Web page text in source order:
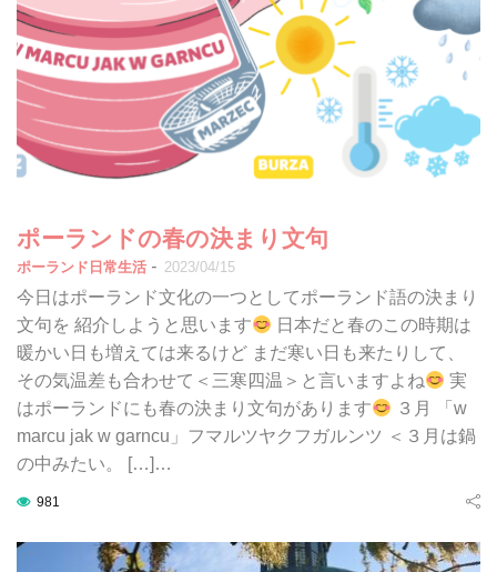
ポーランドの春の決まり文句
ポーランド日常生活 - 2023/04/15
今日はポーランド文化の一つとしてポーランド語の決まり
文句を 紹介しようと思います
日本だと春のこの時期は
暖かい日も増えては来るけど まだ寒い日も来たりして、
その気温差も合わせて＜三寒四温＞と言いますよね
実
はポーランドにも春の決まり文句があります
３月 「w
marcu jak w garncu」フマルツヤクフガルンツ ＜３月は鍋
の中みたい。 […]…
981